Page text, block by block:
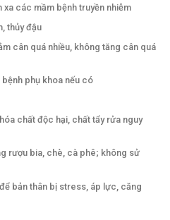
các mầm bệnh truyền nhiễm
thủy đậu
cân quá nhiều, không tăng cân quá
phụ khoa nếu có
chất độc hại, chất tẩy rửa nguy
rượu bia, chè, cà phê; không sử
bản thân bị stress, áp lực, căng